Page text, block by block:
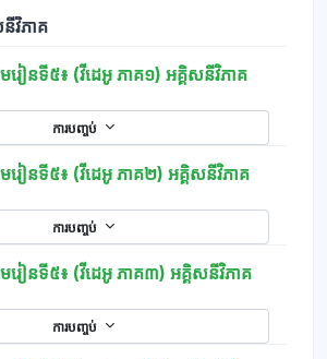
វិភាគ
រៀនទី៥៖ (វីដេអូ ភាគ១) អគ្គិសនីវិភាគ
ការបញ្ចប់
រៀនទី៥៖ (វីដេអូ ភាគ២) អគ្គិសនីវិភាគ
ការបញ្ចប់
រៀនទី៥៖ (វីដេអូ ភាគ៣) អគ្គិសនីវិភាគ
ការបញ្ចប់